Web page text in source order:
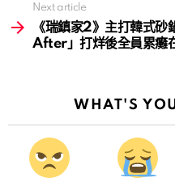
Next article
《瑞鎮家2》主打韓式
After」打烊後全員累癱
WHAT'S